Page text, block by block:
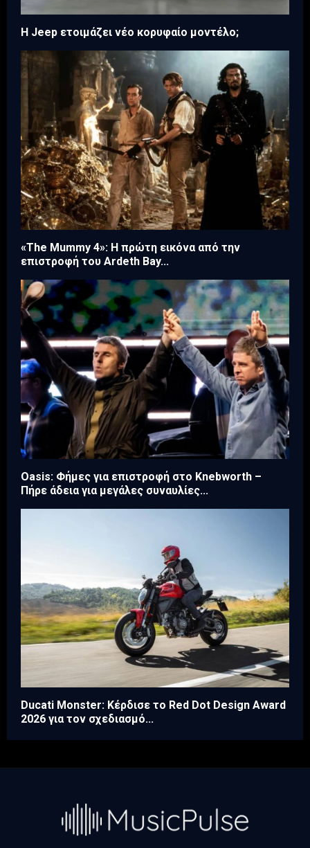
H Jeep ετοιμάζει νέο κορυφαίο μοντέλο;
«The Mummy 4»: Η πρώτη εικόνα από την
επιστροφή του Ardeth Bay...
Oasis: Φήμες για επιστροφή στο Knebworth –
Πήρε άδεια για μεγάλες συναυλίες...
Ducati Monster: Κέρδισε το Red Dot Design Award
2026 για τον σχεδιασμό...